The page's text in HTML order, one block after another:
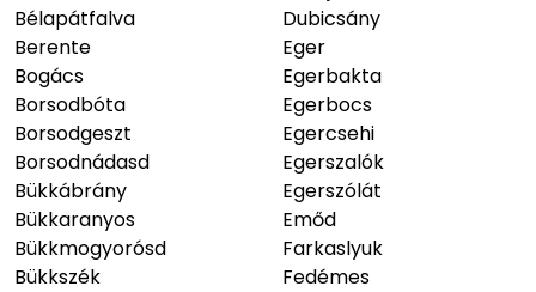
Bélapátfalva
Berente
Bogács
Borsodbóta
Borsodgeszt
Borsodnádasd
Bükkábrány
Bükkaranyos
Bükkmogyorósd
Bükkszék
Dubicsány
Eger
Egerbakta
Egerbocs
Egercsehi
Egerszalók
Egerszólát
Emőd
Farkaslyuk
Fedémes